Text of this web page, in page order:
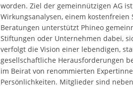
worden. Ziel der gemeinnützigen AG
Wirkungsanalysen, einem
Beratungen unterstützt Phineo
Stiftungen oder Unternehmen dabei,
verfolgt die Vision einer lebendigen,
gesellschaftliche Herausforderungen
im Beirat von renommierten
Persönlichkeiten. Mitglieder sind